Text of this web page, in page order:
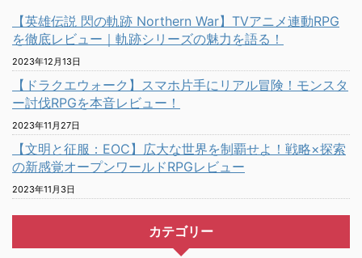
【英雄伝説 閃の軌跡 Northern War】TVアニメ連動RPG
を徹底レビュー｜軌跡シリーズの魅力を語る！
2023年12月13日
【ドラクエウォーク】スマホ片手にリアル冒険！モンスタ
ー討伐RPGを本音レビュー！
2023年11月27日
【文明と征服：EOC】広大な世界を制覇せよ！戦略×探索
の新感覚オープンワールドRPGレビュー
2023年11月3日
カテゴリー